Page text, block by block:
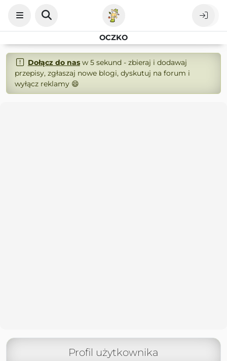
OCZKO
Dołącz do nasw 5 sekund - zbieraj i dodawaj
przepisy, zgłaszaj nowe blogi, dyskutuj na forum i
wyłącz reklamy 😄
Profil użytkownika